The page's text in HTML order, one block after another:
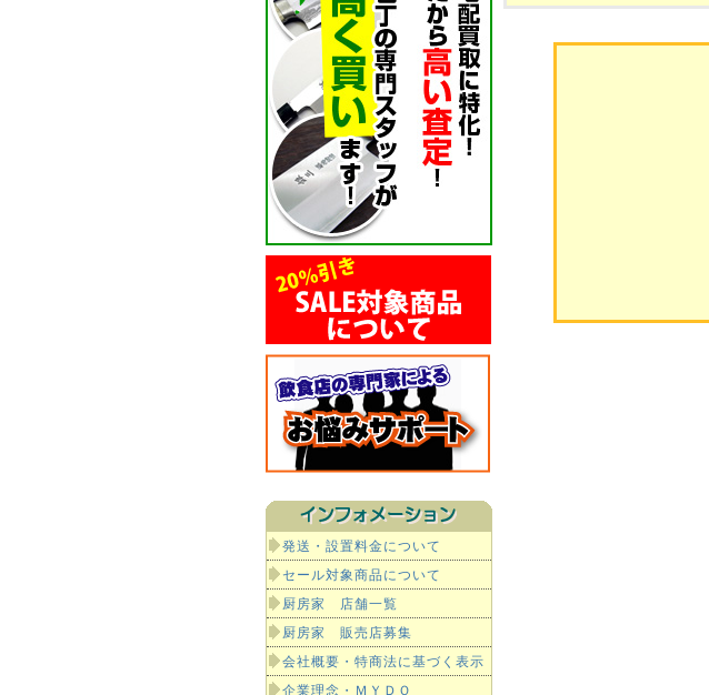
発送・設置料金について
セール対象商品について
厨房家 店舗一覧
厨房家 販売店募集
会社概要・特商法に基づく表示
企業理念・ＭＹＤＯ